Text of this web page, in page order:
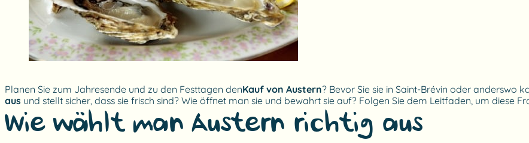
Planen Sie zum Jahresende und zu den Festtagen denKauf von Austern? Bevor Sie sie in Saint-Brévin oder anderswo
aus und stellt sicher, dass sie frisch sind? Wie öffnet man sie und bewahrt sie auf? Folgen Sie dem Leitfaden, um diese
Wie wählt man Austern richtig aus?